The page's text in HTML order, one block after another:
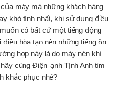
máy mà những khách hàng
khó tính nhất, khi sử dụng điều
có bất cứ một tiếng động
điều hòa tạo nên những tiếng ồn
hợp này là do máy nén khí
cùng Điện lạnh Tịnh Anh tìm
khắc phục nhé?